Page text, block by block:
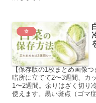
食
【保存版の1枚まとめ画像
暗所に立てて2〜3週間、カ
1〜2週間。余りはざく切り
使えます。黒い斑点（ゴマ